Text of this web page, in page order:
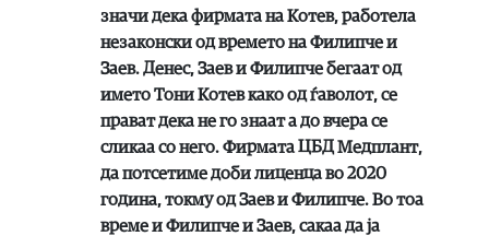
значи дека фирмата на Котев, работела
незаконски од времето на Филипче и
Заев. Денес, Заев и Филипче бегаат од
името Тони Котев како од ѓаволот, се
прават дека не го знаат а до вчера се
сликаа со него. Фирмата ЦБД Медплант,
да потсетиме доби лиценца во 2020
година, токму од Заев и Филипче. Во тоа
време и Филипче и Заев, сакаа да ја